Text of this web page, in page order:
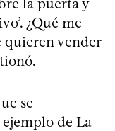
¿Qué me
quieren vender
se
de La